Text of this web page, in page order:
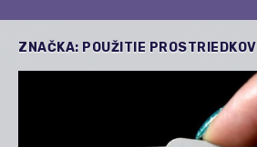
ZNAČKA: POUŽITIE PROSTRIEDKOV